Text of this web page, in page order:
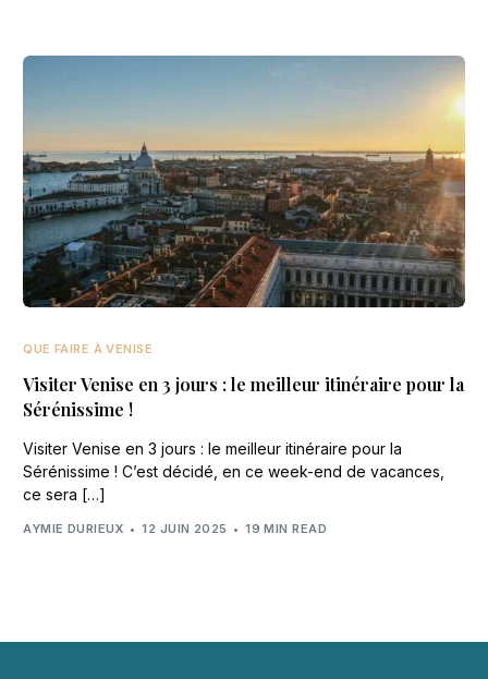
QUE FAIRE À VENISE
Visiter Venise en 3 jours : le meilleur itinéraire pour la
Sérénissime !
Visiter Venise en 3 jours : le meilleur itinéraire pour la
Sérénissime ! C’est décidé, en ce week-end de vacances,
ce sera […]
AYMIE DURIEUX 12 JUIN 2025 19 MIN READ